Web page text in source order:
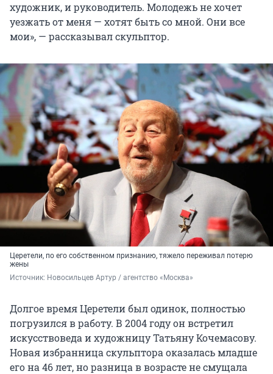
художник, и руководитель. Молодежь не хочет
уезжать от меня — хотят быть со мной. Они все
мои», — рассказывал скульптор.
Церетели, по его собственном признанию, тяжело переживал потерю
жены
Источник: Новосильцев Артур / агентство «Москва»
Долгое время Церетели был одинок, полностью
погрузился в работу. В 2004 году он встретил
искусствоведа и художницу Татьяну Кочемасову.
Новая избранница скульптора оказалась младше
его на 46 лет, но разница в возрасте не смущала